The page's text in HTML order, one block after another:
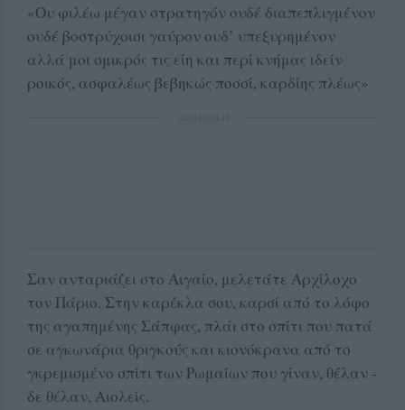
«Ου φιλέω μέγαν στρατηγόν ουδέ διαπεπλιγμένον
ουδέ βοστρύχοισι γαύρον ουδ’ υπεξυρημένον
αλλά μοι σμικρός τις είη και περί κνήμας ιδείν
ροικός, ασφαλέως βεβηκώς ποσσί, καρδίης πλέως»
Σαν ανταριάζει στο Αιγαίο, μελετάτε Αρχίλοχο
τον Πάριο. Στην καρέκλα σου, καρσί από το λόφο
της αγαπημένης Σάπφας, πλάι στο σπίτι που πατά
σε αγκωνάρια θριγκούς και κιονόκρανα από το
γκρεμισμένο σπίτι των Ρωμαίων που γίναν, θέλαν -
δε θέλαν, Αιολείς.